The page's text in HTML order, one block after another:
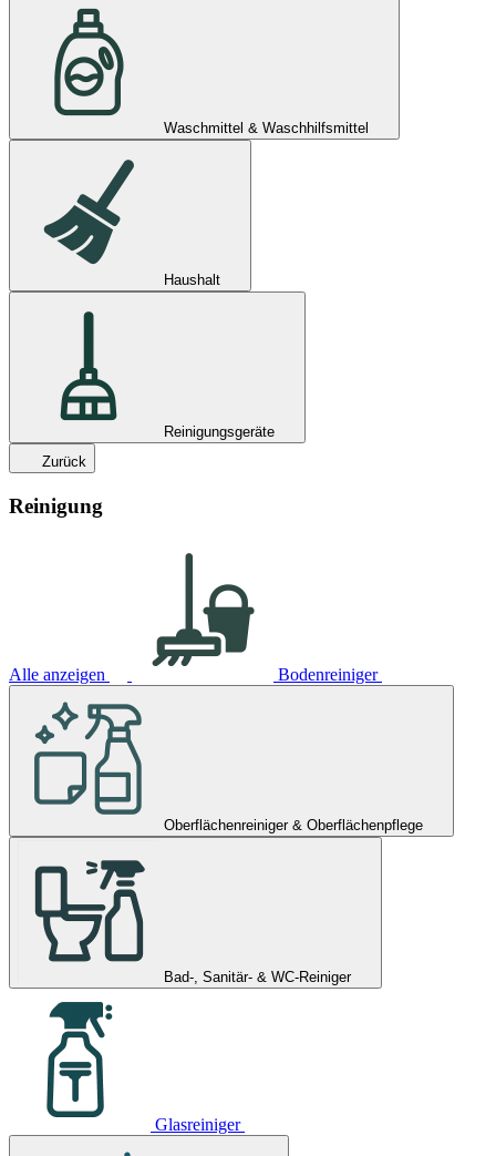
Waschmittel & Waschhilfsmittel
Haushalt
Reinigungsgeräte
Zurück
Reinigung
Alle anzeigen Bodenreiniger
Oberflächenreiniger & Oberflächenpflege
Bad-, Sanitär- & WC-Reiniger
Glasreiniger